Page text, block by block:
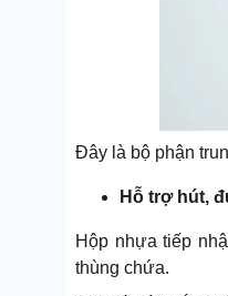
Đây là bộ phận
Hỗ trợ hút,
Hộp nhựa tiếp
thùng chứa.